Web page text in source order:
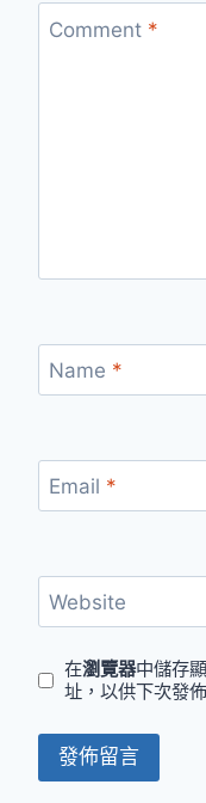
Comment *
Name *
Email *
Website
在瀏覽器中儲存
址，以供下次發